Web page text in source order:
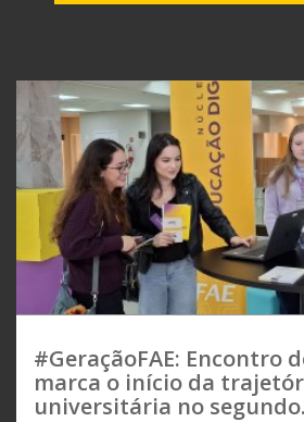
#GeraçãoFAE: Encontro
marca o início da
universitária no